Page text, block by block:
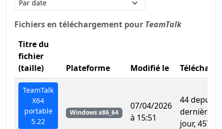
Fichiers en téléchargement pour TeamTalk
Titre du
fichier
(taille)
Plateforme Modifié le
TeamTalk
X64
portable
5.22
Windows x86_64
07/04/2026
à 15:51
44 depuis
dernière
jour, 457